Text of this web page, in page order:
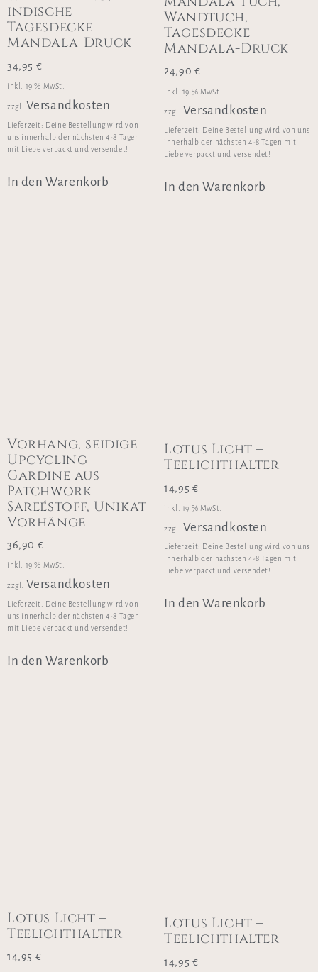
indische
Tagesdecke
Mandala-Druck
34,95 €
inkl. 19 % MwSt.
zzgl. Versandkosten
Lieferzeit: Deine Bestellung wird von
uns innerhalb der nächsten 4-8 Tagen
mit Liebe verpackt und versendet!
In den Warenkorb
Wandtuch,
Tagesdecke
Mandala-Druck
24,90 €
inkl. 19 % MwSt.
zzgl. Versandkosten
Lieferzeit: Deine Bestellung wird von uns
innerhalb der nächsten 4-8 Tagen mit
Liebe verpackt und versendet!
In den Warenkorb
Vorhang, seidige
Upcycling-
Gardine aus
Patchwork
Sareéstoff, Unikat
Vorhänge
36,90 €
inkl. 19 % MwSt.
zzgl. Versandkosten
Lieferzeit: Deine Bestellung wird von
uns innerhalb der nächsten 4-8 Tagen
mit Liebe verpackt und versendet!
In den Warenkorb
Lotus Licht –
Teelichthalter
14,95 €
inkl. 19 % MwSt.
zzgl. Versandkosten
Lieferzeit: Deine Bestellung wird von uns
innerhalb der nächsten 4-8 Tagen mit
Liebe verpackt und versendet!
In den Warenkorb
Lotus Licht –
Teelichthalter
14,95 €
Lotus Licht –
Teelichthalter
14,95 €